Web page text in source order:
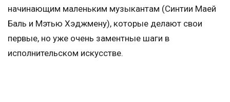
начинающим маленьким музыкантам (Синтии Маей
Баль и Мэтью Хэджмену), которые делают свои
первые, но уже очень заментные шаги в
исполнительском искусстве.